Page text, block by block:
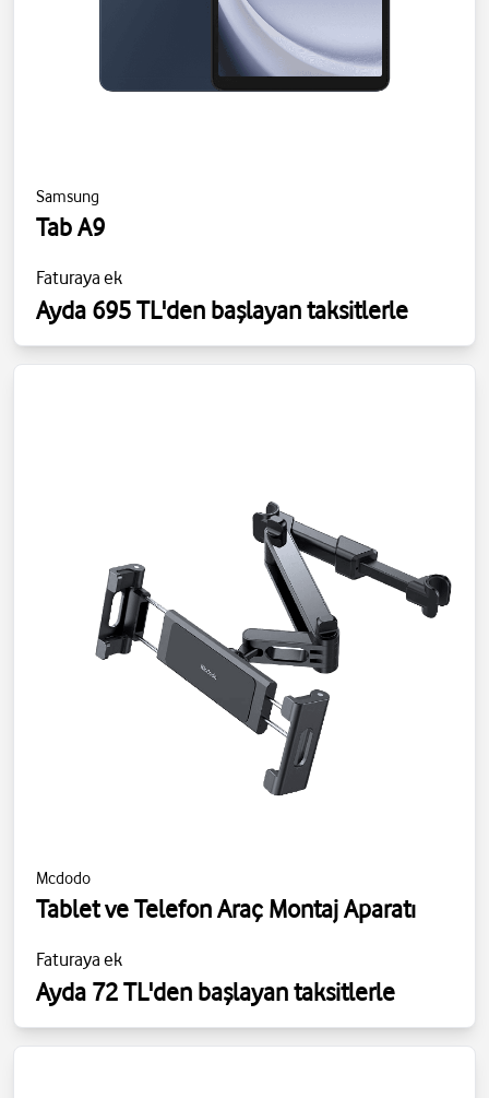
Samsung
Tab A9
Faturaya ek
Ayda 695 TL'den başlayan taksitlerle
Mcdodo
Tablet ve Telefon Araç Montaj Aparatı
Faturaya ek
Ayda 72 TL'den başlayan taksitlerle